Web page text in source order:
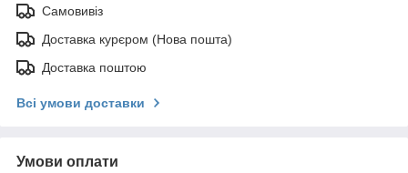
Самовивіз
Доставка курєром (Нова пошта)
Доставка поштою
Всі умови доставки
Умови оплати